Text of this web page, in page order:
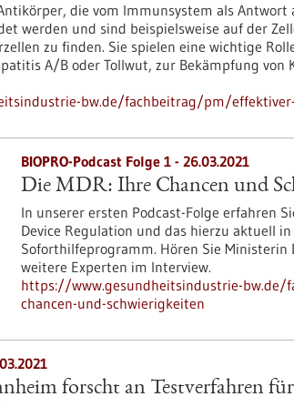
die vom Immunsystem als Antwort
werden und sind beispielsweise auf der
zu finden. Sie spielen eine wichtige
A/B oder Tollwut, zur Bekämpfung von
bw.de/fachbeitrag/pm/
BIOPRO-Podcast Folge 1 - 26.03.2021
Die MDR: Ihre Chancen und
In unserer ersten Podcast-Folge erfahren
Device Regulation und das hierzu aktuell
Soforthilfeprogramm. Hören Sie
weitere Experten im Interview.
https://www.gesundheitsindustrie-
chancen-und-schwierigkeiten
forscht an Testverfahren